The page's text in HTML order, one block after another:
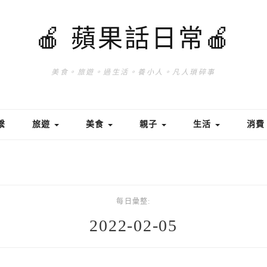
🍎 蘋果話日常🍎
美食。旅遊。過生活。養小人。凡人瑣碎事
旅遊 美食 親子 生活 消費
每日彙整:
2022-02-05